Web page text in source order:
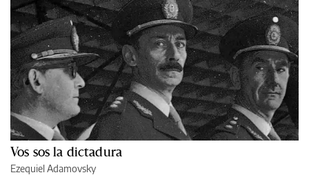
Vos sos la dictadura
Ezequiel Adamovsky